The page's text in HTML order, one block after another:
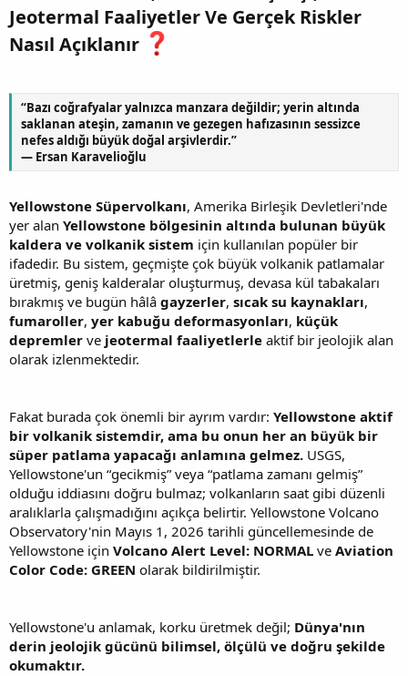
Jeotermal Faaliyetler Ve Gerçek Riskler
Nasıl Açıklanır
“Bazı coğrafyalar yalnızca manzara değildir; yerin altında
saklanan ateşin, zamanın ve gezegen hafızasının sessizce
nefes aldığı büyük doğal arşivlerdir.”
— Ersan Karavelioğlu
Yellowstone Süpervolkanı, Amerika Birleşik Devletleri'nde
yer alan Yellowstone bölgesinin altında bulunan büyük
kaldera ve volkanik sistem için kullanılan popüler bir
ifadedir. Bu sistem, geçmişte çok büyük volkanik patlamalar
üretmiş, geniş kalderalar oluşturmuş, devasa kül tabakaları
bırakmış ve bugün hâlâ gayzerler, sıcak su kaynakları,
fumaroller, yer kabuğu deformasyonları, küçük
depremler ve jeotermal faaliyetlerle aktif bir jeolojik alan
olarak izlenmektedir.
Fakat burada çok önemli bir ayrım vardır: Yellowstone aktif
bir volkanik sistemdir, ama bu onun her an büyük bir
süper patlama yapacağı anlamına gelmez. USGS,
Yellowstone'un “gecikmiş” veya “patlama zamanı gelmiş”
olduğu iddiasını doğru bulmaz; volkanların saat gibi düzenli
aralıklarla çalışmadığını açıkça belirtir. Yellowstone Volcano
Observatory'nin Mayıs 1, 2026 tarihli güncellemesinde de
Yellowstone için Volcano Alert Level: NORMAL ve Aviation
Color Code: GREEN olarak bildirilmiştir.
Yellowstone'u anlamak, korku üretmek değil; Dünya'nın
derin jeolojik gücünü bilimsel, ölçülü ve doğru şekilde
okumaktır.